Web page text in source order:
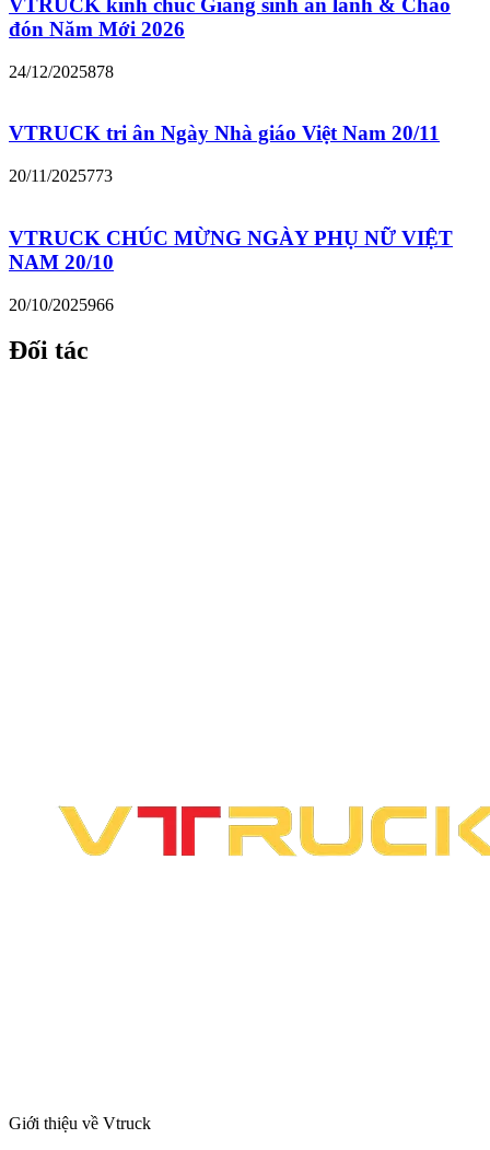
VTRUCK kính chúc Giáng sinh an lành & Chào
đón Năm Mới 2026
24/12/2025878
VTRUCK tri ân Ngày Nhà giáo Việt Nam 20/11
20/11/2025773
VTRUCK CHÚC MỪNG NGÀY PHỤ NỮ VIỆT
NAM 20/10
20/10/2025966
Đối tác
Giới thiệu về Vtruck